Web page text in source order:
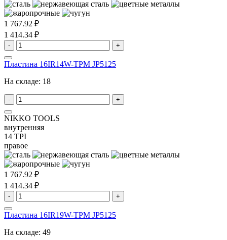
1 767.92 ₽
1 414.34 ₽
- +
Пластина 16IR14W-TPM JP5125
На складе: 18
- +
NIKKO TOOLS
внутренняя
14 TPI
правое
1 767.92 ₽
1 414.34 ₽
- +
Пластина 16IR19W-TPM JP5125
На складе: 49